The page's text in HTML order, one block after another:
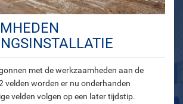
met de werkzaamheden aan de
velden worden er nu onderhanden
velden volgen op een later tijdstip.